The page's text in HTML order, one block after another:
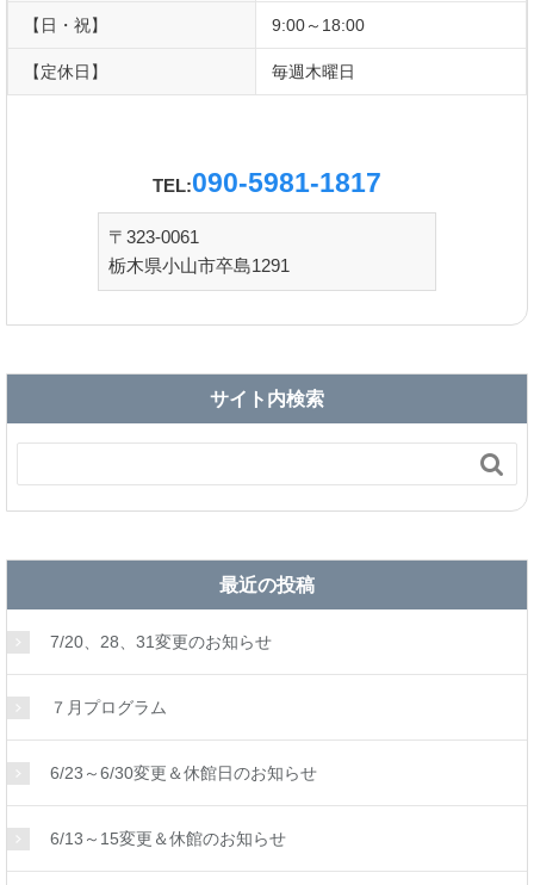
【日・祝】 9:00～18:00
【定休日】 毎週木曜日
TEL:090-5981-1817
〒323-0061
栃木県小山市卒島1291
サイト内検索

最近の投稿
7/20、28、31変更のお知らせ
７月プログラム
6/23～6/30変更＆休館日のお知らせ
6/13～15変更＆休館のお知らせ